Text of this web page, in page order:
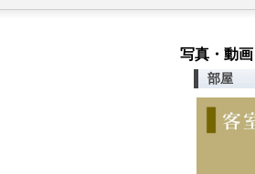
写真・動画
部屋